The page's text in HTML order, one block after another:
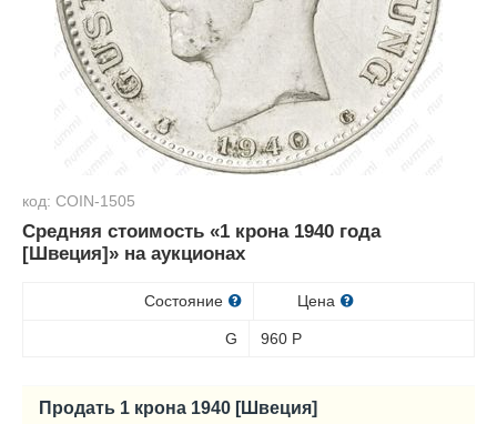
код: COIN-1505
Средняя стоимость «1 крона 1940 года
[Швеция]» на аукционах
Состояние Цена
G 960 Р
Продать 1 крона 1940 [Швеция]